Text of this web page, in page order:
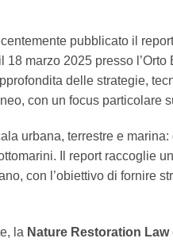
pubblicato il report
18 marzo 2025 presso
delle strategie,
con un focus particolare
urbana, terrestre e
Il report raccoglie
con l’obiettivo di fornire
la Nature Restoration Law